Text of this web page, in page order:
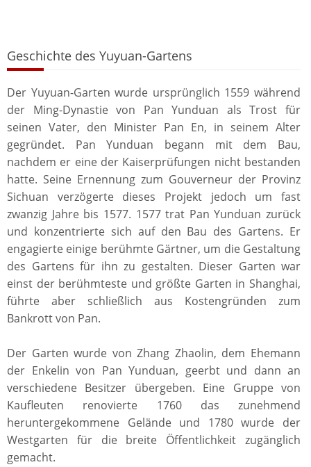
Geschichte des Yuyuan-Gartens
Der Yuyuan-Garten wurde ursprünglich 1559 während
der Ming-Dynastie von Pan Yunduan als Trost für
seinen Vater, den Minister Pan En, in seinem Alter
gegründet. Pan Yunduan begann mit dem Bau,
nachdem er eine der Kaiserprüfungen nicht bestanden
hatte. Seine Ernennung zum Gouverneur der Provinz
Sichuan verzögerte dieses Projekt jedoch um fast
zwanzig Jahre bis 1577. 1577 trat Pan Yunduan zurück
und konzentrierte sich auf den Bau des Gartens. Er
engagierte einige berühmte Gärtner, um die Gestaltung
des Gartens für ihn zu gestalten. Dieser Garten war
einst der berühmteste und größte Garten in Shanghai,
führte aber schließlich aus Kostengründen zum
Bankrott von Pan.
Der Garten wurde von Zhang Zhaolin, dem Ehemann
der Enkelin von Pan Yunduan, geerbt und dann an
verschiedene Besitzer übergeben. Eine Gruppe von
Kaufleuten renovierte 1760 das zunehmend
heruntergekommene Gelände und 1780 wurde der
Westgarten für die breite Öffentlichkeit zugänglich
gemacht.